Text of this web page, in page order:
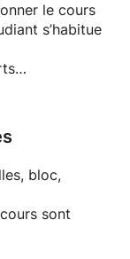
le cours
s’habitue
bloc,
sont